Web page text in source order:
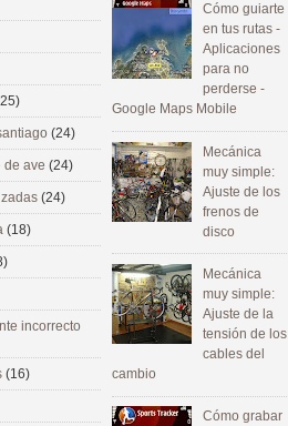
Cómo guiarte
en tus rutas -
Aplicaciones
para no
perderse -
Google Maps Mobile
Mecánica
muy simple:
Ajuste de los
frenos de
disco
Mecánica
muy simple:
Ajuste de la
tensión de los
cables del
cambio
Cómo grabar
(24)
de ave (24)
(24)
(18)
incorrecto
(16)